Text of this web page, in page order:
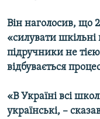
Він наголосив, що
«силувати шкільні
підручники не
відбувається
«В Україні всі
українські, –